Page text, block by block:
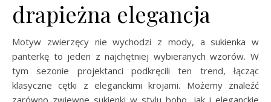
drapieżna elegancja
Motyw zwierzęcy nie wychodzi z mody, a sukienka w
panterkę to jeden z najchętniej wybieranych wzorów. W
tym sezonie projektanci podkręcili ten trend, łącząc
klasyczne cętki z eleganckimi krojami. Możemy znaleźć
zarówno zwiewne sukienki w stylu boho, jak i eleganckie